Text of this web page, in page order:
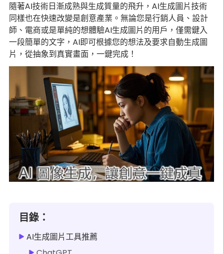
隨著AI技術日漸成熟與生成質量的飛升，AI生成圖片技術
同樣也在快速改變是創意產業。無論您是行銷人員、設計
師、電商或是單純的想體驗AI生成圖片的用戶，僅需鍵入
一段簡單的文字，AI即可根據您的想法及要求自動生成圖
片，從抽象到真實畫面，一鍵完成！
目錄：
AI生成圖片工具推薦